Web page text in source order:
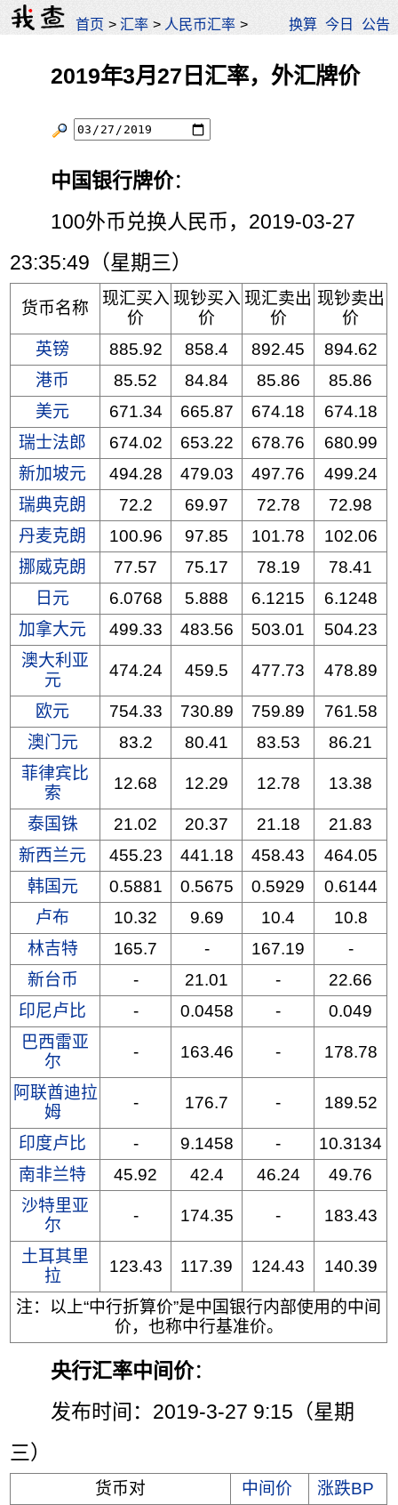
首页 >汇率 > 人民币汇率 > 换算 今日 公告
2019年3月27日汇率，外汇牌价
中国银行牌价：
100外币兑换人民币，2019-03-27
23:35:49（星期三）
货币名称
现汇买入
价
现钞买入
价
现汇卖出
价
现钞卖出
价
英镑
885.92 858.4 892.45
894.62
港币
85.52 84.84 85.86
85.86
美元
671.34 665.87 674.18
674.18
瑞士法郎
674.02 653.22 678.76
680.99
新加坡元
494.28 479.03 497.76
499.24
瑞典克朗
72.2 69.97 72.78
72.98
丹麦克朗
100.96 97.85 101.78
102.06
挪威克朗
77.57 75.17 78.19
78.41
日元
6.0768 5.888 6.1215
6.1248
加拿大元
499.33 483.56 503.01
504.23
澳大利亚
元
474.24 459.5 477.73 478.89
欧元 754.33 730.89 759.89
761.58
澳门元
83.2 80.41 83.53
86.21
菲律宾比
索
12.68 12.29 12.78 13.38
泰国铢 21.02 20.37 21.18
21.83
新西兰元
455.23 441.18 458.43
464.05
韩国元
0.5881 0.5675 0.5929
0.6144
卢布
10.32 9.69 10.4
10.8
林吉特
165.7 - 167.19
-
新台币
- 21.01 -
22.66
印尼卢比
- 0.0458 -
0.049
巴西雷亚
尔
- 163.46 - 178.78
阿联酋迪拉
姆
- 176.7 - 189.52
印度卢比 - 9.1458 -
10.3134
南非兰特
45.92 42.4 46.24
49.76
沙特里亚
尔
- 174.35 - 183.43
土耳其里
拉
123.43 117.39 124.43 140.39
注：以上“中行折算价”是中国银行内部使用的中间
价，也称中行基准价。
央行汇率中间价：
发布时间：2019-3-27 9:15（星期
三）
货币对 中间价
涨跌BP